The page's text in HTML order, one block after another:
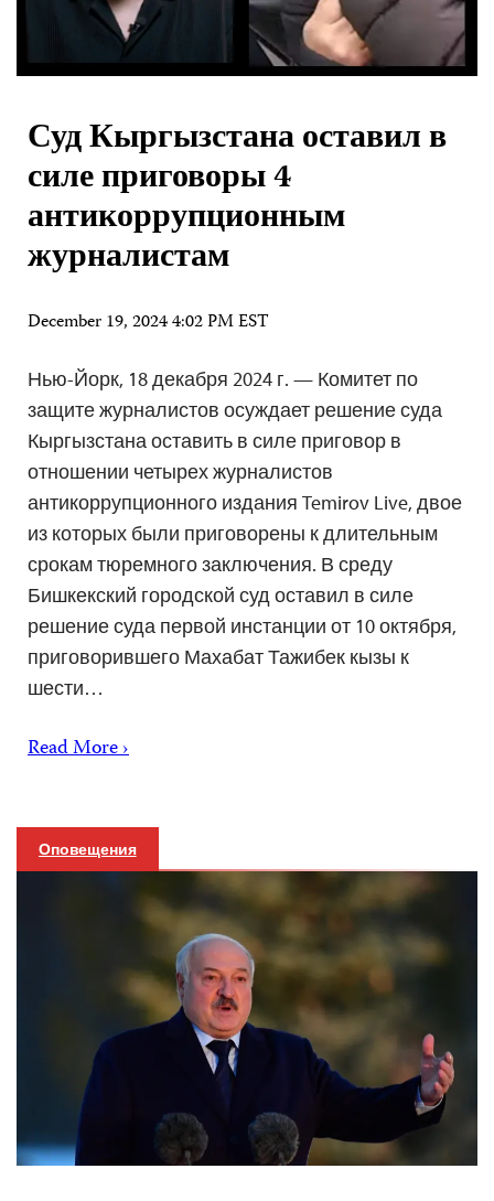
Суд Кыргызстана оставил в
силе приговоры 4
антикоррупционным
журналистам
December 19, 2024 4:02 PM EST
Нью-Йорк, 18 декабря 2024 г. — Комитет по
защите журналистов осуждает решение суда
Кыргызстана оставить в силе приговор в
отношении четырех журналистов
антикоррупционного издания Temirov Live, двое
из которых были приговорены к длительным
срокам тюремного заключения. В среду
Бишкекский городской суд оставил в силе
решение суда первой инстанции от 10 октября,
приговорившего Махабат Тажибек кызы к
шести…
Read More ›
Оповещения